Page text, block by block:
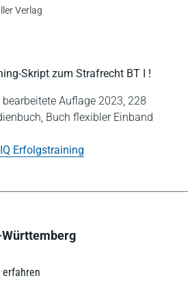
Skript zum Strafrecht BT I !
bearbeitete Auflage 2023, 228
Buch flexibler Einband
Erfolgstraining
Verlag
erfahren